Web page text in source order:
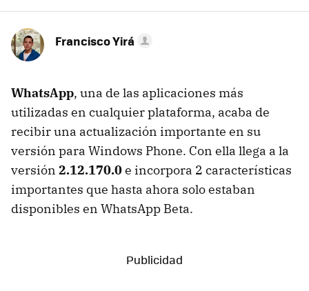
Francisco Yirá
WhatsApp, una de las aplicaciones más
utilizadas en cualquier plataforma, acaba de
recibir una actualización importante en su
versión para Windows Phone. Con ella llega a la
versión 2.12.170.0e incorpora 2 características
importantes que hasta ahora solo estaban
disponibles en WhatsApp Beta.